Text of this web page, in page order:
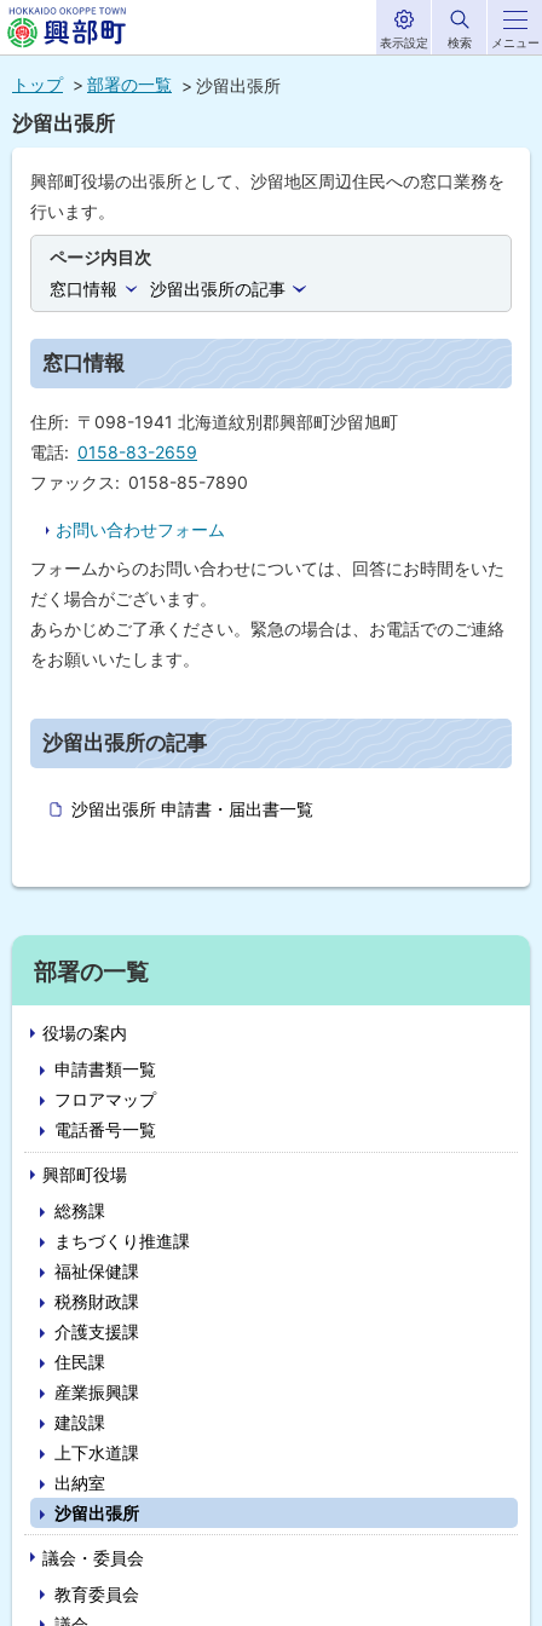
へ
北海道興部
町
HOKKAIDO OKOPPE TOWN
メニュー
表示設定 検索
トップ 部署の一覧 沙留出張所
沙留出張所
興部町役場の出張所として、沙留地区周辺住民への窓口業務を
行います。
ページ内目次
窓口情報
沙留出張所の記事
窓口情報
住所
〒098-1941 北海道紋別郡興部町沙留旭町
電話
0158-83-2659
ファックス
0158-85-7890
お問い合わせフォーム
フォームからのお問い合わせについては、回答にお時間をいた
だく場合がございます。
あらかじめご了承ください。緊急の場合は、お電話でのご連絡
をお願いいたします。
ト
ッ
る
沙留出張所の記事
沙留出張所 申請書・届出書一覧
ト
に
戻
る
サ
イ
ド
ニ
部署の一覧
役場の案内
申請書類一覧
フロアマップ
電話番号一覧
興部町役場
総務課
まちづくり推進課
福祉保健課
税務財政課
介護支援課
住民課
産業振興課
建設課
上下水道課
出納室
沙留出張所
議会・委員会
教育委員会